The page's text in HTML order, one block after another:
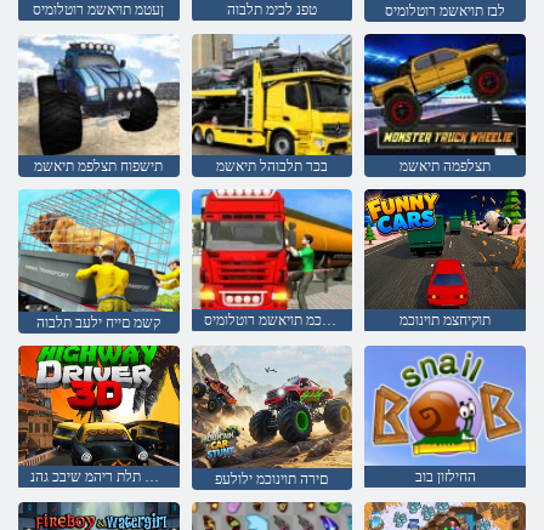
ןעטמ תויאשמ רוטלומיס טפנ לכימ תלבוה לבז תויאשמ רוטלומיס
תישפוח תצלפמ תיאשמ בכר תלבוהל תיאשמ תצלפמה תיאשמ
קשמ םייח ילעב תלבוה טפנ תילכמ תויאשמ רוטלומיס תוקיחצמ תוינוכמ
דמימ תלת ריהמ שיבכ גהנ םירה תוינוכמ ילולעפ החילזון בוב